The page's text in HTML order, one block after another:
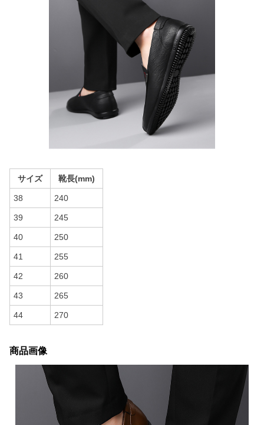
サイズ 靴長(mm)
38 240
39 245
40 250
41 255
42 260
43 265
44 270
商品画像